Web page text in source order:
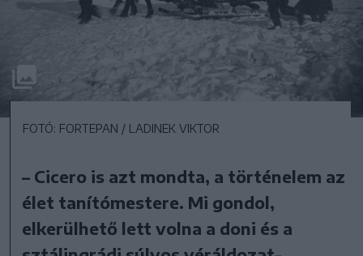
FOTÓ: FORTEPAN / LADINEK VIKTOR
– Cicero is azt mondta, a történelem az
élet tanítómestere. Mi gondol,
elkerülhető lett volna a doni és a